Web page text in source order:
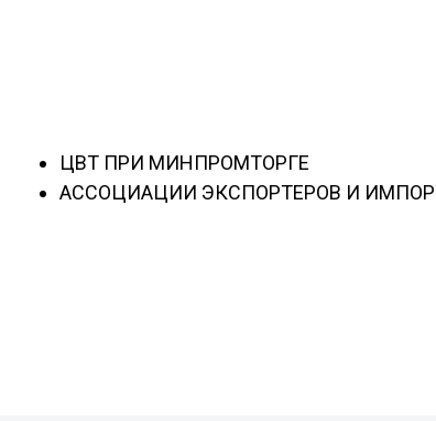
ЦВТ ПРИ МИНПРОМТОРГЕ
АССОЦИАЦИИ ЭКСПОРТЕРОВ И